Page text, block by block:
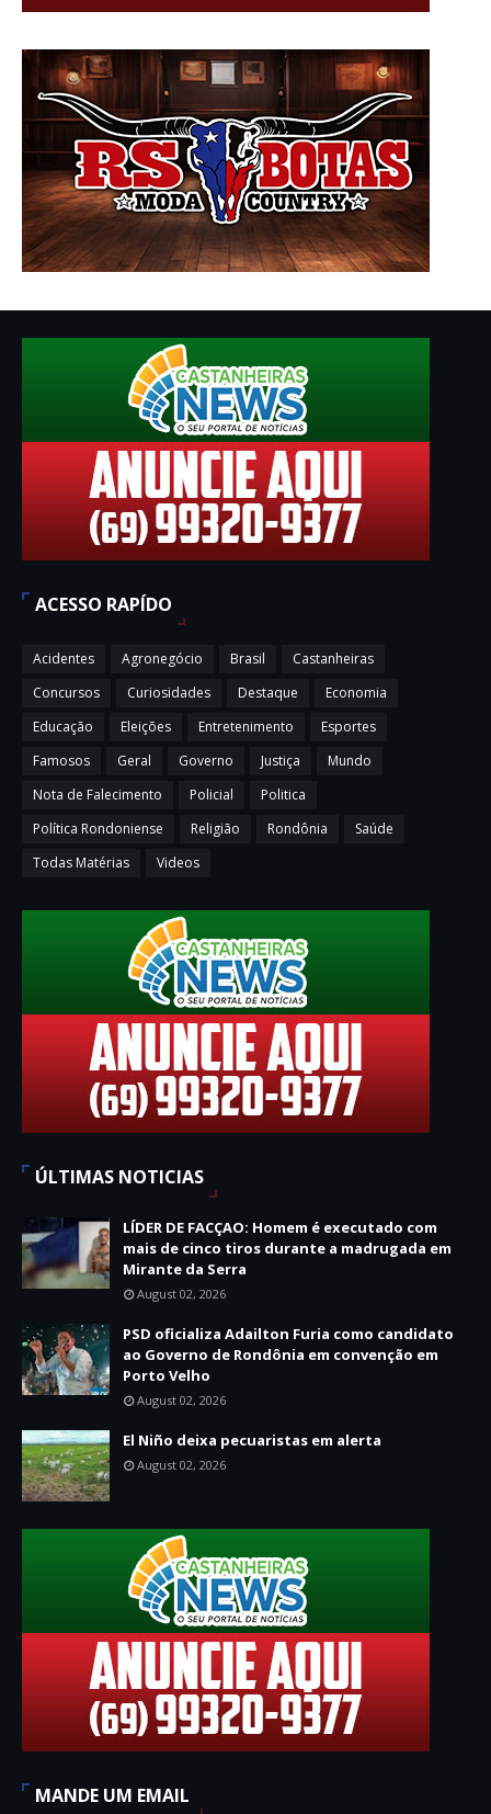
ACESSO RAPÍDO
Acidentes Agronegócio Brasil
Castanheiras
Concursos
Curiosidades Destaque
Economia
Educação
Eleições Entretenimento
Esportes
Famosos
Geral Governo Justiça
Mundo
Nota de Falecimento
Policial
Politica
Política Rondoniense
Religião Rondônia
Saúde
Todas Matérias
Videos
ÚLTIMAS NOTICIAS
LÍDER DE FACÇAO: Homem é executado com
mais de cinco tiros durante a madrugada em
Mirante da Serra
August 02, 2026
PSD oficializa Adailton Furia como candidato
ao Governo de Rondônia em convenção em
Porto Velho
August 02, 2026
El Niño deixa pecuaristas em alerta
August 02, 2026
MANDE UM EMAIL